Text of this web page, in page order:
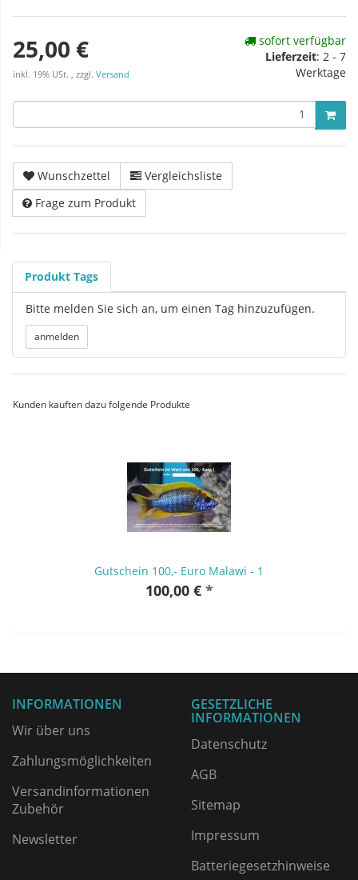
25,00 €
inkl. 19% USt. , zzgl. Versand
sofort verfügbar
Lieferzeit: 2 - 7
Werktage
Wunschzettel
Vergleichsliste
Frage zum Produkt
Produkt Tags
Bitte melden Sie sich an, um einen Tag hinzuzufügen.
Kunden kauften dazu folgende Produkte
Gutschein 100,- Euro Malawi - 1
100,00 € *
INFORMATIONEN
Wir über uns
Zahlungsmöglichkeiten
Versandinformationen
Zubehör
Newsletter
GESETZLICHE
INFORMATIONEN
Datenschutz
AGB
Sitemap
Impressum
Batteriegesetzhinweise